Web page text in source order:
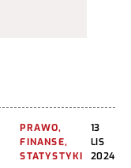
PRAWO,
FINANSE,
STATYSTYKI
13
LIS
2024